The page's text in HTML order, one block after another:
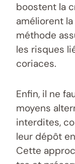
boostent la
améliorent
méthode
les risques
coriaces.
Enfin, il ne
moyens
interdites,
leur dépôt
Cette